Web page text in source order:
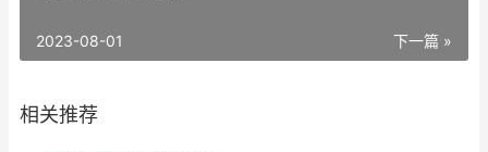
下一篇 »
2023-08-01
相关推荐